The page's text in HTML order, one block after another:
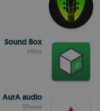
Sound Box
Albox
AurA audio
SPower